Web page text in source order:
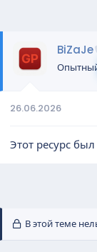
ы
л
а
BiZaJe
26.06.2026
Этот ресурс
В этой теме